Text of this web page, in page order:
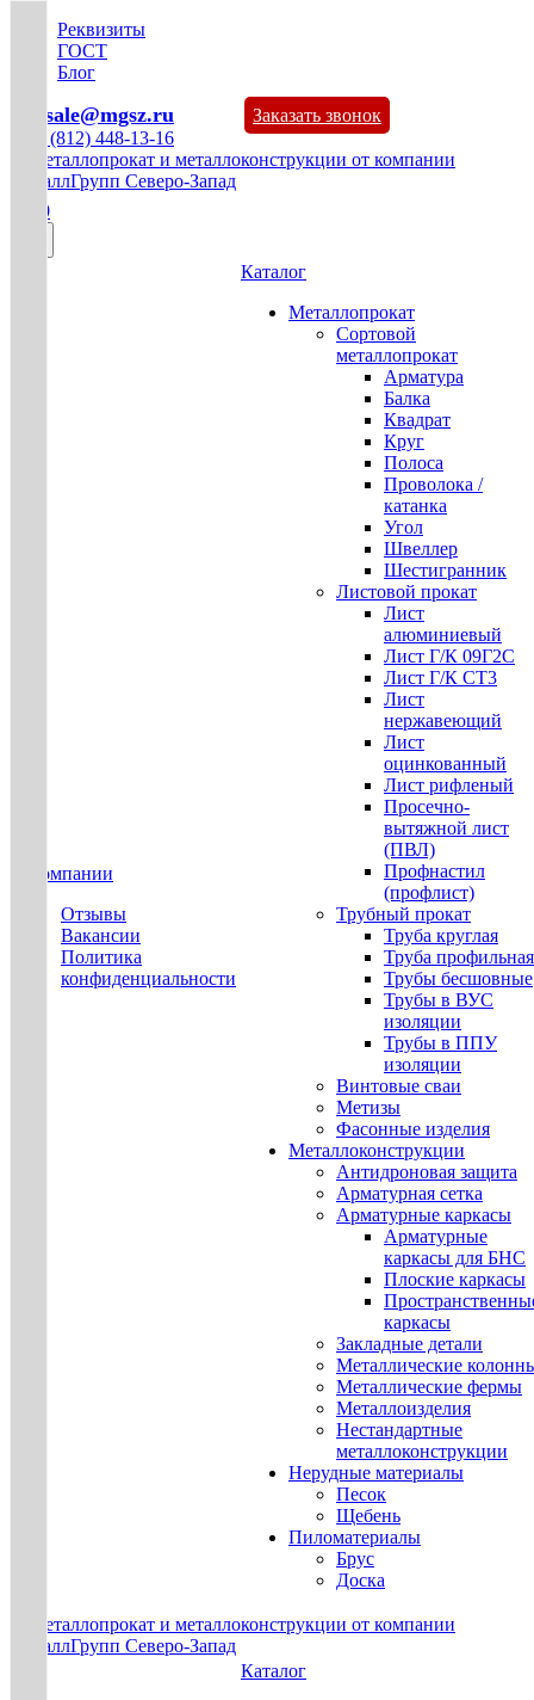
Реквизиты
ГОСТ
Блог
mg-sale@mgsz.ru
Заказать звонок
+7 (812) 448-13-16
0
О компании
Отзывы
Вакансии
Политика
конфиденциальности
Каталог
Металлопрокат
Сортовой
металлопрокат
Арматура
Балка
Квадрат
Круг
Полоса
Проволока /
катанка
Угол
Швеллер
Шестигранник
Листовой прокат
Лист
алюминиевый
Лист Г/К 09Г2С
Лист Г/К СТ3
Лист
нержавеющий
Лист
оцинкованный
Лист рифленый
Просечно-
вытяжной лист
(ПВЛ)
Профнастил
(профлист)
Трубный прокат
Труба круглая
Труба профильная
Трубы бесшовные
Трубы в ВУС
изоляции
Трубы в ППУ
изоляции
Винтовые сваи
Метизы
Фасонные изделия
Металлоконструкции
Антидроновая защита
Арматурная сетка
Арматурные каркасы
Арматурные
каркасы для БНС
Плоские каркасы
каркасы
Закладные детали
Металлические
Металлические фермы
Металлоизделия
Нестандартные
металлоконструкции
Нерудные материалы
Песок
Щебень
Пиломатериалы
Брус
Доска
Каталог